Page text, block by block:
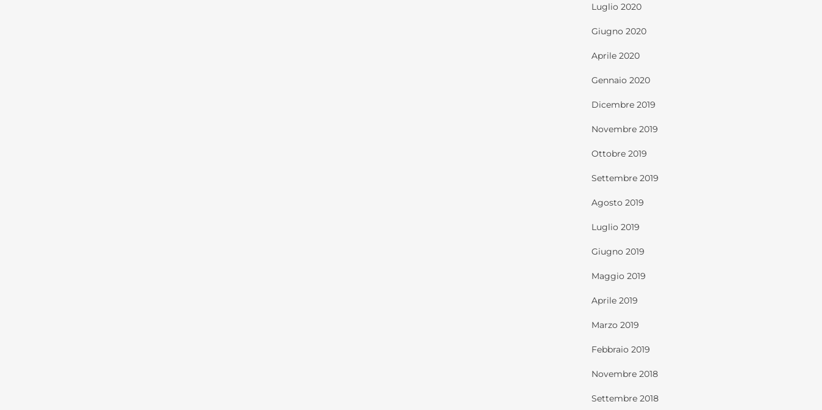
Luglio 2020
Giugno 2020
Aprile 2020
Gennaio 2020
Dicembre 2019
Novembre 2019
Ottobre 2019
Settembre 2019
Agosto 2019
Luglio 2019
Giugno 2019
Maggio 2019
Aprile 2019
Marzo 2019
Febbraio 2019
Novembre 2018
Settembre 2018